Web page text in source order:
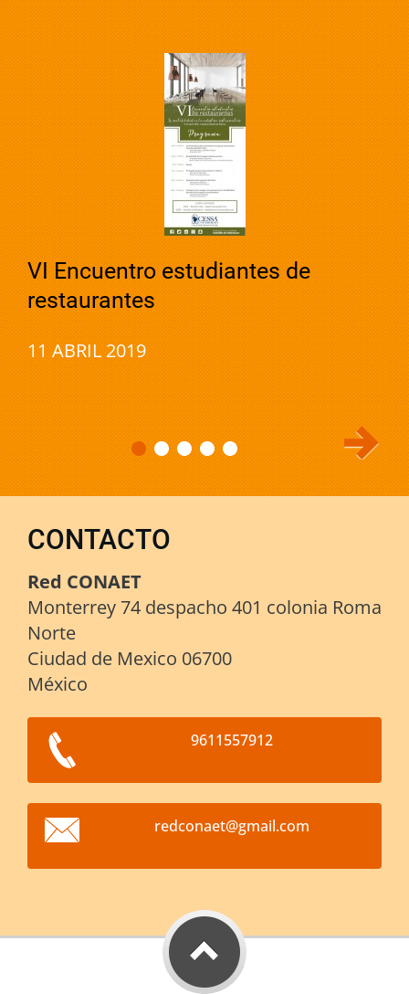
VI Encuentro estudiantes de
restaurantes
11 ABRIL 2019
CONTACTO
Red CONAET
Monterrey 74 despacho 401 colonia Roma
Norte
Ciudad de Mexico 06700
México
9611557912
redconaet@gmail.com